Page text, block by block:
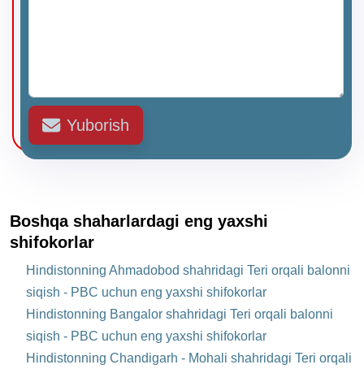
Yuborish
Boshqa shaharlardagi eng yaxshi
shifokorlar
Hindistonning Ahmadobod shahridagi Teri orqali balonni
siqish - PBC uchun eng yaxshi shifokorlar
Hindistonning Bangalor shahridagi Teri orqali balonni
siqish - PBC uchun eng yaxshi shifokorlar
Hindistonning Chandigarh - Mohali shahridagi Teri orqali